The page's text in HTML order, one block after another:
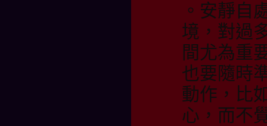
。安靜自
境，對過
間尤為重
也要隨時
動作，比
心，而不